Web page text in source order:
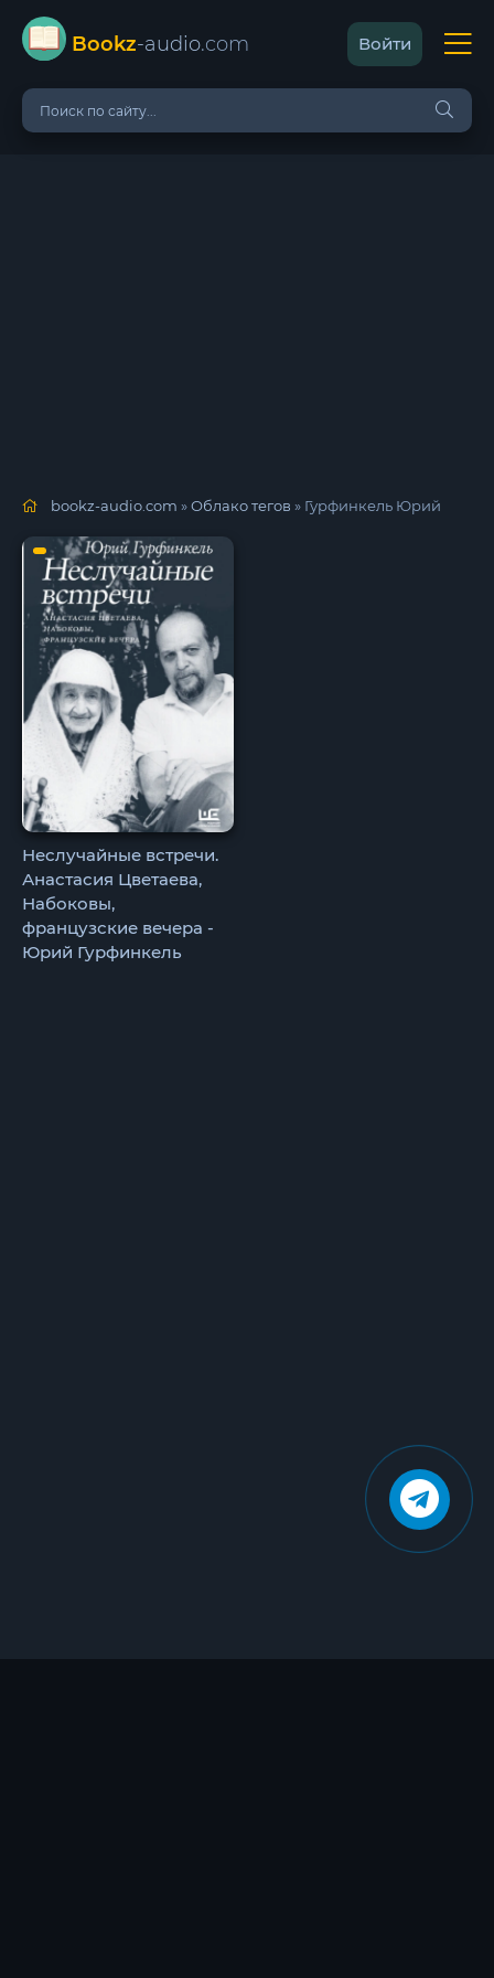
Bookz-audio.com Войти
bookz-audio.com »Облако тегов » Гурфинкель Юрий
Неслучайные встречи.
Анастасия Цветаева,
Набоковы,
французские вечера -
Юрий Гурфинкель